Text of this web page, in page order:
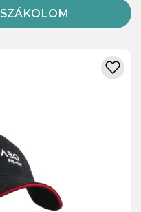
SZÁKOLOM